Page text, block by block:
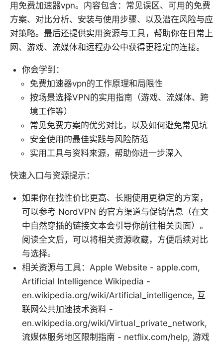
用免费加速器vpn。内容包含：常见误区、可用的免费
方案、对比分析、安装与使用步骤、以及潜在风险与应
对策略。最后还提供实用资源与工具，帮助你在日常上
网、游戏、流媒体和远程办公中获得更稳定的连接。
你会学到：
免费加速器vpn的工作原理和局限性
按场景选择VPN的实用指南（游戏、流媒体、跨
境工作等）
常见免费方案的优劣对比，以及如何避免常见坑
安全使用的最佳实践与风险防范
实用工具与资料来源，帮助你进一步深入
快速入口与资源提示：
如果你在找性价比更高、长期使用更稳定的方案，
可以参考 NordVPN 的官方渠道与促销信息（在文
中自然穿插的链接文本会引导你前往相关页面）。
阅读全文后，可以将相关资源收藏，方便后续对比
与选择。
相关资源与工具：Apple Website - apple.com,
Artificial Intelligence Wikipedia -
en.wikipedia.org/wiki/Artificial_intelligence, 互
联网公共加速技术资料 -
en.wikipedia.org/wiki/Virtual_private_network,
流媒体服务地区限制指南 - netflix.com/help, 游戏